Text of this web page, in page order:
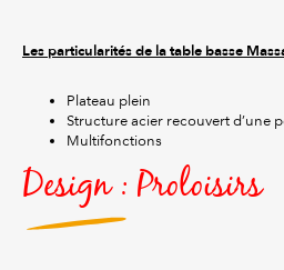
Les particularités de la table basse
Plateau plein
Structure acier recouvert d’une
Multifonctions
Design : Proloisirs